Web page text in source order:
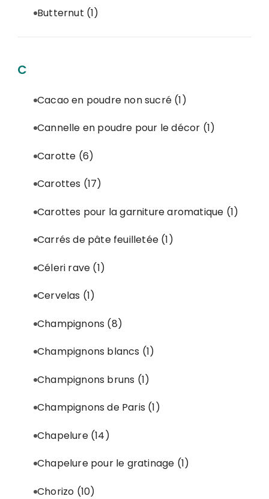
Butternut (1)
C
Cacao en poudre non sucré (1)
Cannelle en poudre pour le décor (1)
Carotte (6)
Carottes (17)
Carottes pour la garniture aromatique (1)
Carrés de pâte feuilletée (1)
Céleri rave (1)
Cervelas (1)
Champignons (8)
Champignons blancs (1)
Champignons bruns (1)
Champignons de Paris (1)
Chapelure (14)
Chapelure pour le gratinage (1)
Chorizo (10)